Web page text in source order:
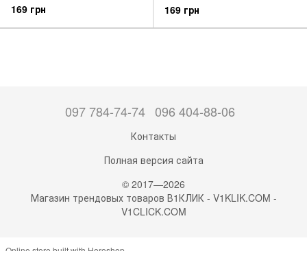
169 грн 169 грн
097 784-74-74 096 404-88-06
Контакты
Полная версия сайта
© 2017—2026
Магазин трендовых товаров В1КЛИК - V1KLIK.COM -
V1CLICK.COM
Online store built with Horoshop